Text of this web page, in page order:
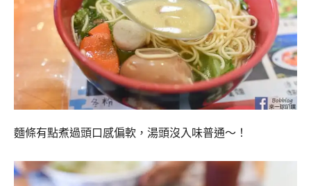
麵條有點煮過頭口感偏軟，湯頭沒入味普通～！